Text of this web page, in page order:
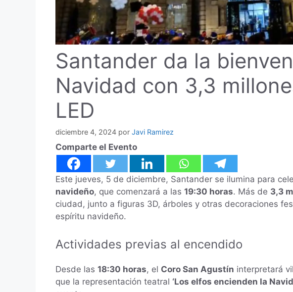
Santander da la
Navidad con 3,3
LED
diciembre 4, 2024 por Javi Ramirez
Comparte el Evento
Este jueves, 5 de diciembre, Santander se ilumina para
navideño, que comenzará a las 19:30 horas. Más de 3,3
ciudad, junto a figuras 3D, árboles y otras decoraciones
espíritu navideño.
Actividades previas al encendido
Desde las 18:30 horas, el Coro San Agustín interpretará
que la representación teatral ‘Los elfos encienden la